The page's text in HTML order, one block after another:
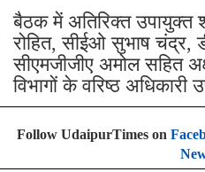
बैठक में अतिरिक्त उपायुक्त
रोहित, सीईओ सुभाष चंद्र,
सीएमजीजीए अमोल सहित
विभागों के वरिष्ठ अधिकारी
Follow UdaipurTimes on